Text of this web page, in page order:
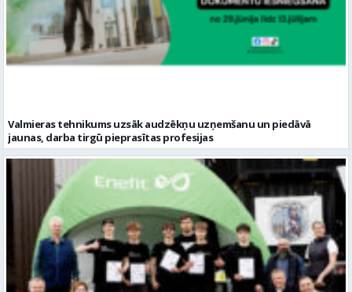
Valmieras tehnikums uzsāk audzēkņu uzņemšanu un piedāvā
jaunas, darba tirgū pieprasītas profesijas